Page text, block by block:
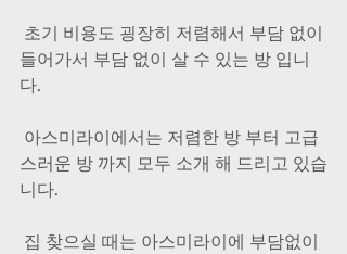
들어가서 부담 없이 살 수 있는 방 입니
다.
스러운 방 까지 모두 소개 해 드리고 있습
니다.